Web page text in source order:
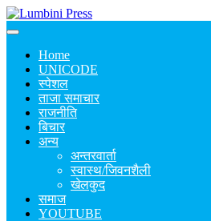
Home
UNICODE
स्पेशल
ताजा समाचार
राजनीति
बिचार
अन्य
अन्तरवार्ता
स्वास्थ/जिवनशैली
खेलकुद
समाज
YOUTUBE